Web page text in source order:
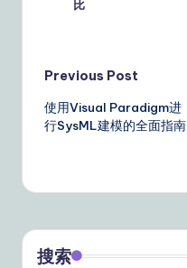
比
Post
navigation
Previous Post
使用Visual Paradigm进
行SysML建模的全面指南
搜索